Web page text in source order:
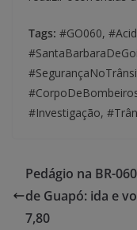
Tags: #GO060,
#Investigação,
Pedágio na BR-
de Guapó: ida e
7,80